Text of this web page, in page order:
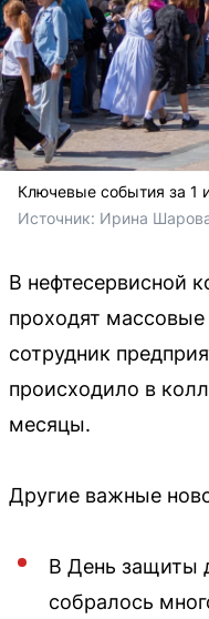
Ключевые события за 1
Источник: Ирина
В нефтесервисной
проходят
сотрудник
происходило в
месяцы.
Другие важные
В День защиты
собралось